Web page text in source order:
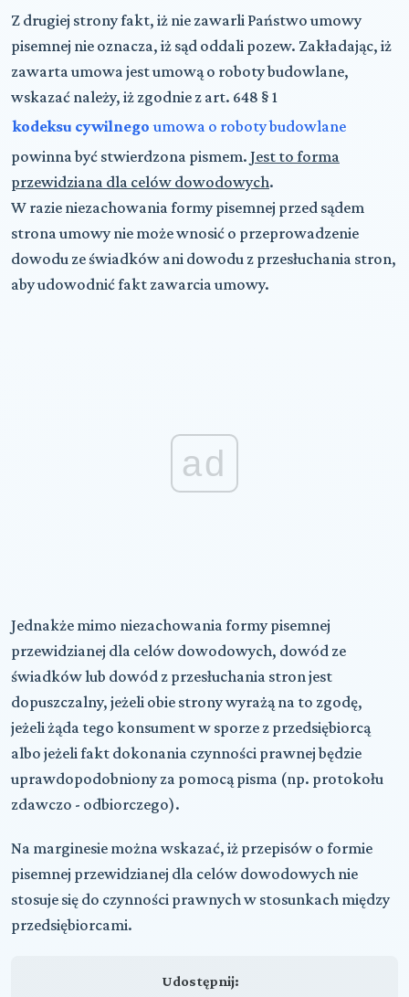
Z drugiej strony fakt, iż nie zawarli Państwo umowy
pisemnej nie oznacza, iż sąd oddali pozew. Zakładając, iż
zawarta umowa jest umową o roboty budowlane,
wskazać należy, iż zgodnie z art. 648 § 1
kodeksu cywilnego umowa o roboty budowlane
powinna być stwierdzona pismem. Jest to forma
przewidziana dla celów dowodowych.
W razie niezachowania formy pisemnej przed sądem
strona umowy nie może wnosić o przeprowadzenie
dowodu ze świadków ani dowodu z przesłuchania stron,
aby udowodnić fakt zawarcia umowy.
ad
Jednakże mimo niezachowania formy pisemnej
przewidzianej dla celów dowodowych, dowód ze
świadków lub dowód z przesłuchania stron jest
dopuszczalny, jeżeli obie strony wyrażą na to zgodę,
jeżeli żąda tego konsument w sporze z przedsiębiorcą
albo jeżeli fakt dokonania czynności prawnej będzie
uprawdopodobniony za pomocą pisma (np. protokołu
zdawczo - odbiorczego).
Na marginesie można wskazać, iż przepisów o formie
pisemnej przewidzianej dla celów dowodowych nie
stosuje się do czynności prawnych w stosunkach między
przedsiębiorcami.
Udostępnij: